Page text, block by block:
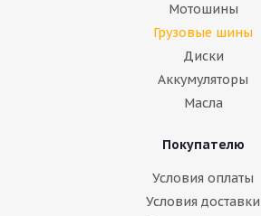
Мотошины
Грузовые шины
Диски
Аккумуляторы
Масла
Покупателю
Условия оплаты
Условия доставки